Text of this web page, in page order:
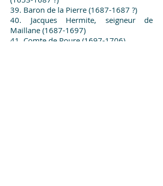
39. Baron de la Pierre (1687-1687 ?)
40. Jacques Hermite, seigneur de
Maillane (1687-1697)
41. Comte de Roure (1697-1706)